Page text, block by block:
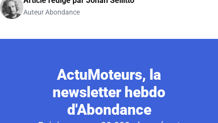
Auteur Abondance
ActuMoteurs, la
newsletter hebdo
d'Abondance